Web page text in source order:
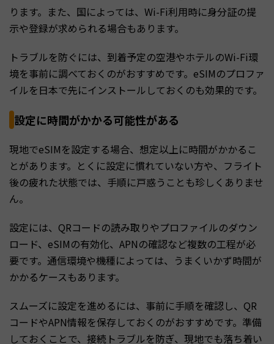
ります。また、国によっては、Wi-Fi利用時に身分証の提
示や登録が求められる場合もあります。
トラブルを防ぐには、到着予定の空港やホテルのWi-Fi環
境を事前に調べておくのがおすすめです。eSIMのプロファ
イルを日本で先にインストールしておくのも効果的です。
設定に時間がかかる可能性がある
現地でeSIMを設定する場合、想定以上に時間がかかるこ
とがあります。とくに設定に慣れていない方や、フライト
後の疲れた状態では、手順に戸惑うことも珍しくありませ
ん。
設定には、QRコードの読み取りやプロファイルのダウン
ロード、eSIMの有効化、APNの確認など複数の工程が必
要です。通信環境や機種によっては、うまくいかず時間が
かかるケースもあります。
スムーズに設定を進めるには、事前に手順を確認し、QR
コードやAPN情報を保存しておくのがおすすめです。準備
しておくことで、接続トラブルを防ぎ、現地でも落ち着い